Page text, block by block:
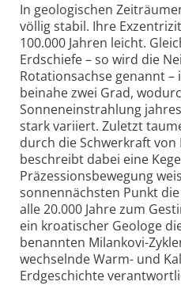
In geologischen
völlig stabil. Ihre
100.000 Jahren leicht.
Erdschiefe – so wird die
Rotationsachse genannt –
beinahe zwei Grad,
Sonneneinstrahlung
stark variiert. Zuletzt
durch die Schwerkraft
beschreibt dabei eine
Präzessionsbewegung
sonnennächsten Punkt
alle 20.000 Jahre zum
ein kroatischer Geologe
benannten Milankovi-
wechselnde Warm- und
Erdgeschichte